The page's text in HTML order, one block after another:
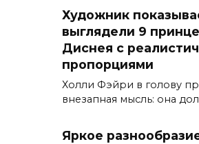
Художник
выглядели 9
Диснея с
пропорциями
Холли Фэйри в голову
внезапная мысль: она
Яркое